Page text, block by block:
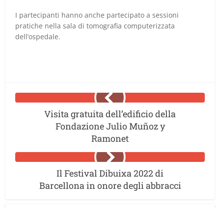
I partecipanti hanno anche partecipato a sessioni
pratiche nella sala di tomografia computerizzata
dell’ospedale.
Visita gratuita dell’edificio della
Fondazione Julio Muñoz y
Ramonet
Il Festival Dibuixa 2022 di
Barcellona in onore degli abbracci